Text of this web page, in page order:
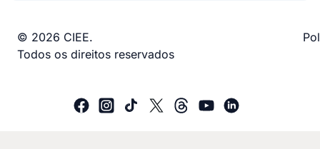
© 2026 CIEE.
Todos os direitos reservados